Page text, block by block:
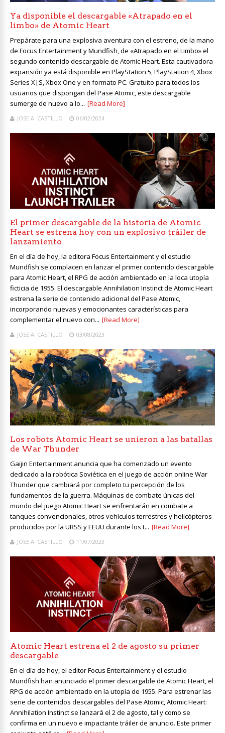
Ya disponible el descargable «Atrapado en el
limbo» de Atomic Heart
Prepárate para una explosiva aventura con el estreno, de la mano
de Focus Entertainment y Mundfish, de «Atrapado en el Limbo» el
segundo contenido descargable de Atomic Heart. Esta cautivadora
expansión ya está disponible en PlayStation 5, PlayStation 4, Xbox
Series X|S, Xbox One y en formato PC. Gratuito para todos los
usuarios que dispongan del Pase Atomic, este descargable
sumerge de nuevo a lo... [Read More]
JOSE A. CASTILLO 06/02/2024
El primer descargable de la historia de Atomic
Heart se estrena hoy con un explosivo tráiler de
lanzamiento
En el día de hoy, la editora Focus Entertainment y el estudio
Mundfish se complacen en lanzar el primer contenido descargable
para Atomic Heart, el RPG de acción ambientado en la loca utopía
ficticia de 1955. El descargable Annihilation Instinct de Atomic Heart
estrena la serie de contenido adicional del Pase Atomic,
incorporando nuevas y emocionantes características para
complementar el nuevo con... [Read More]
JOSE A. CASTILLO 03/08/2023
Los robots Atomic Heart se unieron a las batallas
de War Thunder
Gaijin Entertainment anuncia que ha comenzado un evento
dedicado a la robótica Soviética en el juego de acción online War
Thunder que cambiará por completo tu percepción de los
fundamentos de la guerra. Máquinas de combate únicas del
mundo del juego Atomic Heart se enfrentarán en combate a
tanques convencionales, otros vehículos terrestres y helicópteros
producidos por la URSS y EEUU durante los t... [Read More]
JOSE A. CASTILLO 11/07/2023
Atomic Heart estrena el 2 de agosto su primer
descargable
En el día de hoy, el editor Focus Entertainment y el estudio
Mundfish han anunciado el primer descargable de Atomic Heart, el
RPG de acción ambientado en la utopía de 1955. Para estrenar las
serie de contenidos descargables del Pase Atomic, Atomic Heart:
Annihilation Instinct se lanzará el 2 de agosto, tal y como se
confirma en un nuevo e impactante tráiler de anuncio. Este primer